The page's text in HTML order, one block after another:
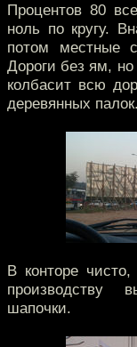
Процентов 80
ноль по кругу.
потом местные
Дороги без ям, но
колбасит всю
деревянных палок.
В конторе
производству
шапочки.